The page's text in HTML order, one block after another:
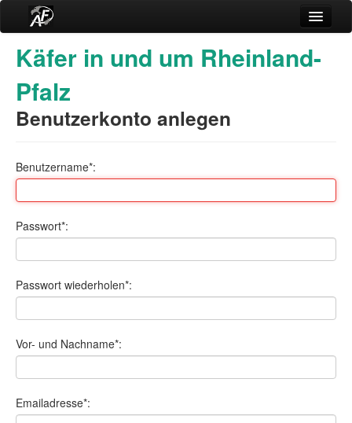
Käfer in und um Rheinland-
Pfalz
Benutzerkonto anlegen
Benutzername*:
Passwort*:
Passwort wiederholen*:
Vor- und Nachname*:
Emailadresse*: